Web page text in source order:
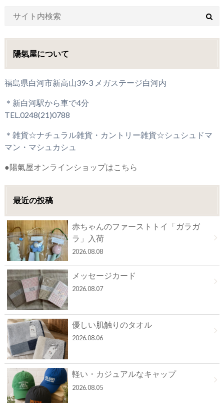
陽氣屋について
福島県白河市新高山39-3 メガステージ白河内
＊新白河駅から車で4分
TEL.0248(21)0788
＊雑貨☆ナチュラル雑貨・カントリー雑貨☆シュシュドマ
マン・マシュカシュ
●陽氣屋オンラインショップはこちら
最近の投稿
赤ちゃんのファーストトイ「ガラガ
ラ」入荷
2026.08.08
メッセージカード
2026.08.07
優しい肌触りのタオル
2026.08.06
軽い・カジュアルなキャップ
2026.08.05